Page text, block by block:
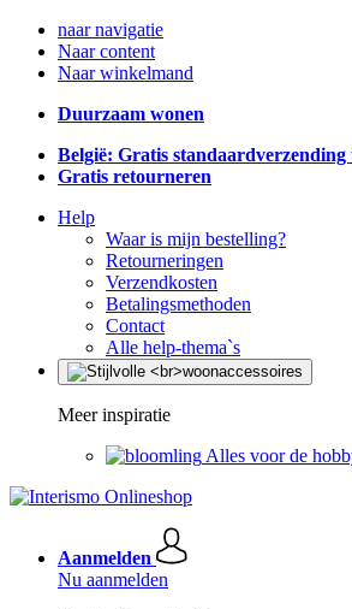
naar navigatie
Naar content
Naar winkelmand
Duurzaam wonen
België: Gratis standaardverzending
Gratis retourneren
Help
Waar is mijn bestelling?
Retourneringen
Verzendkosten
Betalingsmethoden
Contact
Alle help-thema`s
Meer inspiratie
Alles voor de
Aanmelden
Nu aanmelden